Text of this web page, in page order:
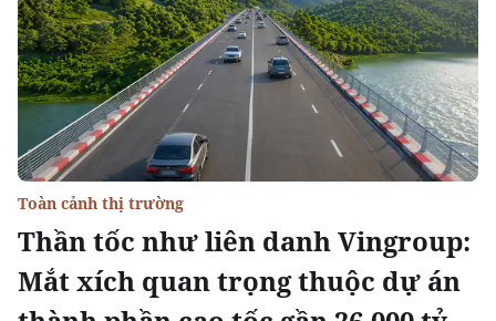
Thần tốc như liên danh Vingroup:
Mắt xích quan trọng thuộc dự án
Toàn cảnh thị trường